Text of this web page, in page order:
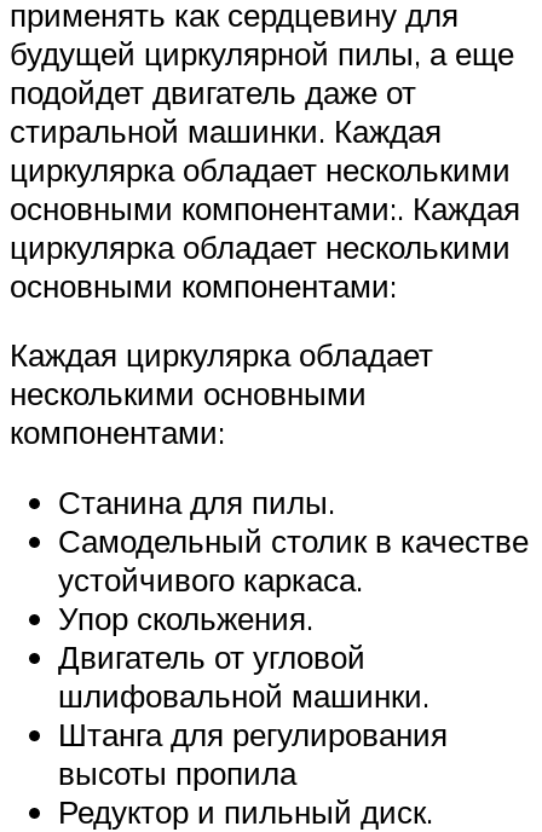
применять как сердцевину для
будущей циркулярной пилы, а еще
подойдет двигатель даже от
стиральной машинки. Каждая
циркулярка обладает несколькими
основными компонентами:. Каждая
циркулярка обладает несколькими
основными компонентами:
Каждая циркулярка обладает
несколькими основными
компонентами:
Станина для пилы.
Самодельный столик в качестве
устойчивого каркаса.
Упор скольжения.
Двигатель от угловой
шлифовальной машинки.
Штанга для регулирования
высоты пропила
Редуктор и пильный диск.